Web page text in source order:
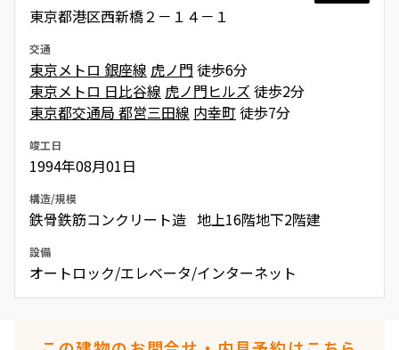
東京都港区西新橋２－１４－１
交通
東京メトロ 銀座線 虎ノ門 徒歩6分
東京メトロ 日比谷線 虎ノ門ヒルズ 徒歩2分
東京都交通局 都営三田線 内幸町徒歩7分
竣工日
1994年08月01日
構造/規模
鉄骨鉄筋コンクリート造 地上16階地下2階建
設備
オートロック/エレベータ/インターネット